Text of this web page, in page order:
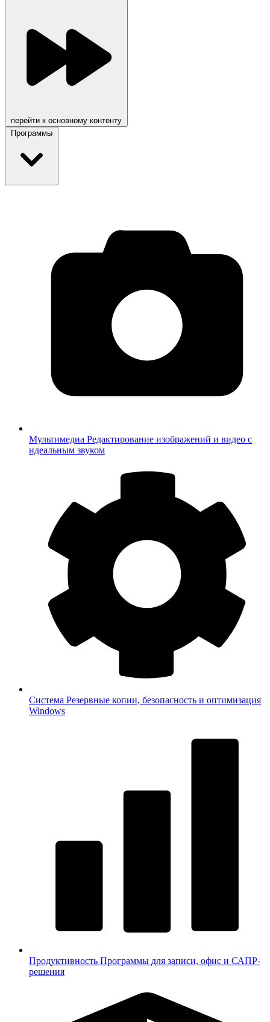
перейти к основному контенту
Программы
Мультимедиа Редактирование изображений и видео с
идеальным звуком
Система Резервные копии, безопасность и оптимизация
Windows
Продуктивность Программы для записи, офис и САПР-
решения